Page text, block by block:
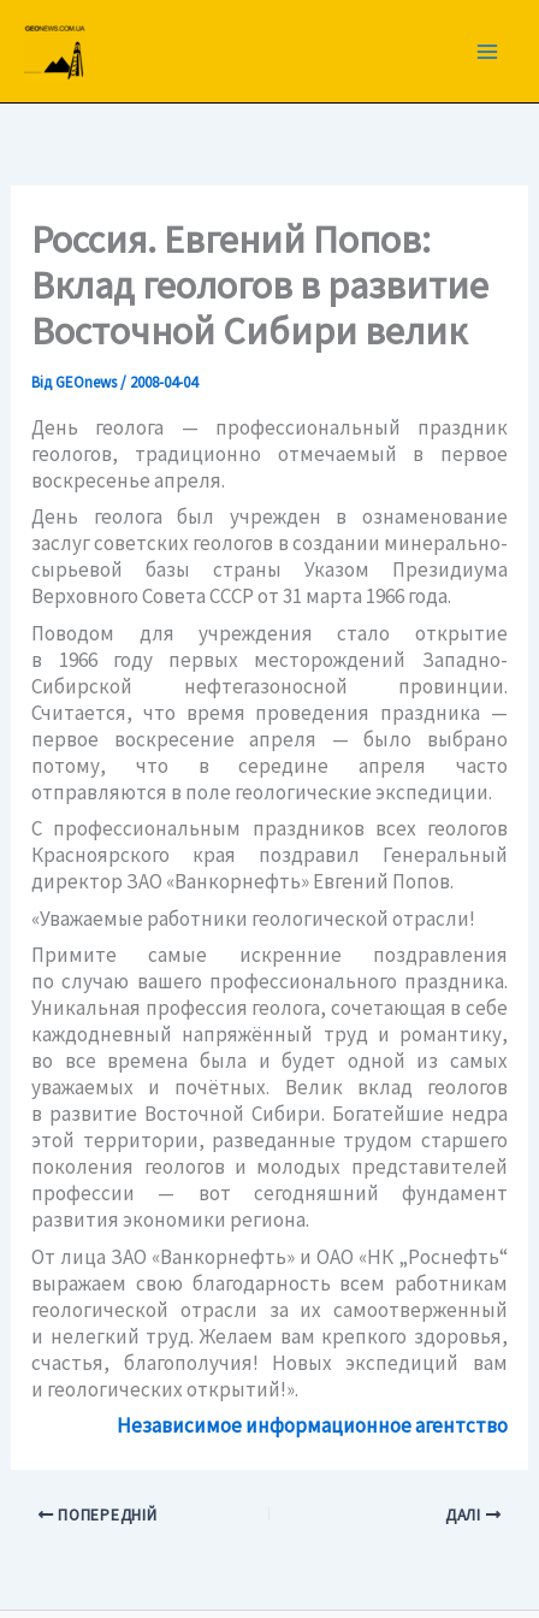
вмісту
Россия. Евгений Попов:
Вклад геологов в развитие
Восточной Сибири велик
ВідGEOnews/ 2008-04-04
День геолога — профессиональный праздник
геологов, традиционно отмечаемый в первое
воскресенье апреля.
День геолога был учрежден в ознаменование
заслуг советских геологов в создании минерально-
сырьевой базы страны Указом Президиума
Верховного Совета СССР от 31 марта 1966 года.
Поводом для учреждения стало открытие
в 1966 году первых месторождений Западно-
Сибирской нефтегазоносной провинции.
Считается, что время проведения праздника —
первое воскресение апреля — было выбрано
потому, что в середине апреля часто
отправляются в поле геологические экспедиции.
С профессиональным праздников всех геологов
Красноярского края поздравил Генеральный
директор ЗАО «Ванкорнефть» Евгений Попов.
«Уважаемые работники геологической отрасли!
Примите самые искренние поздравления
по случаю вашего профессионального праздника.
Уникальная профессия геолога, сочетающая в себе
каждодневный напряжённый труд и романтику,
во все времена была и будет одной из самых
уважаемых и почётных. Велик вклад геологов
в развитие Восточной Сибири. Богатейшие недра
этой территории, разведанные трудом старшего
поколения геологов и молодых представителей
профессии — вот сегодняшний фундамент
развития экономики региона.
От лица ЗАО «Ванкорнефть» и ОАО «НК „Роснефть“
выражаем свою благодарность всем работникам
геологической отрасли за их самоотверженный
и нелегкий труд. Желаем вам крепкого здоровья,
счастья, благополучия! Новых экспедиций вам
и геологических открытий!».
Независимое информационное агентство
ПОПЕРЕДНІЙ ДАЛІ